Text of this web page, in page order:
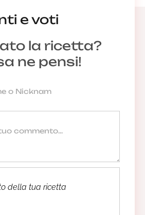
e voti
la ricetta?
ne pensi!
della tua ricetta